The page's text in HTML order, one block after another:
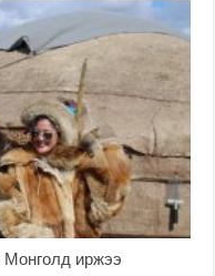
Монголд иржээ